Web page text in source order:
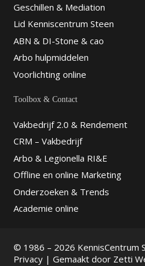
Geschillen & Mediation
Lid Kenniscentrum Steen
ABN & DI-Stone & cao
Arbo hulpmiddelen
Voorlichting online
Toolbox & Contact
Vakbedrijf 2.0 & Rendement
CRM – Vakbedrijf
Arbo & Legionella RI&E
Offline en online Marketing
Onderzoeken & Trends
Academie online
© 1986 – 2026 KennisCentrum
Privacy| Gemaakt door Zetti